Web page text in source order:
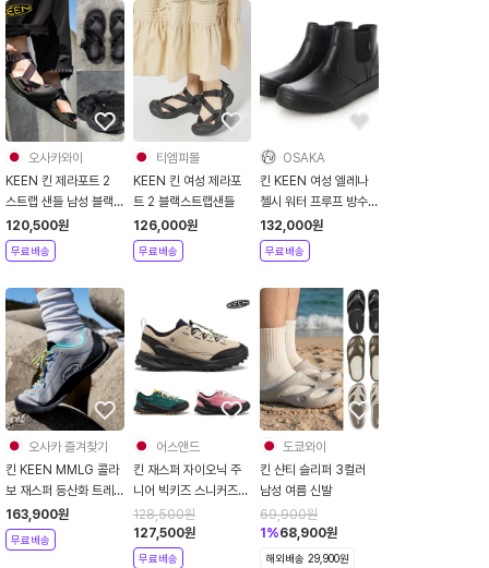
오사카와이
KEEN 킨 제라포트 2
스트랩 샌들 남성 블랙
1022418
120,500원
무료배송
티엠피몰
KEEN 킨 여성 제라포
트 2 블랙스트랩샌들
126,000원
무료배송
OSAKA
킨 KEEN 여성 엘레나
첼시 워터 프루프 방수
부츠 블랙 1027864
132,000원
무료배송
오사카 즐겨찾기
킨 KEEN MMLG 콜라
보 재스퍼 등산화 트레
킹화
163,900원
무료배송
어스앤드
킨 재스퍼 자이오닉 주
니어 빅키즈 스니커즈
아웃도어 데일리 경량
가죽 운동화 20.0-
23.5
128,500원
127,500원
무료배송
도쿄와이
킨 샨티 슬리퍼 3컬러
남성 여름 신발
69,900원
1%68,900원
해외배송 29,900원